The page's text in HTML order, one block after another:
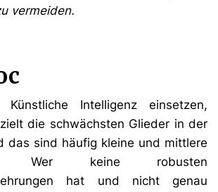
vermeiden.
Intelligenz einsetzen,
die schwächsten Glieder in der
das sind häufig kleine und mittlere
Wer keine robusten
hat und nicht genau